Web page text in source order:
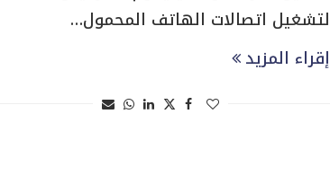
لتشغيل اتصالات الهاتف المحمول…
إقراء المزيد